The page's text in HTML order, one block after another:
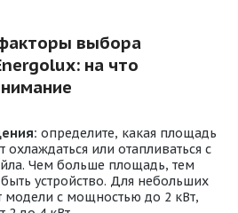
выбора
на что
определите, какая площадь
или отапливаться с
Чем больше площадь, тем
устройство. Для небольших
модели с мощностью до 2 кВт,